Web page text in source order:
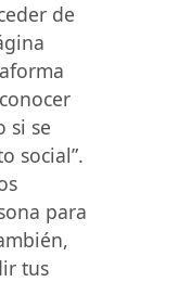
de
si se
social”.
para
tus